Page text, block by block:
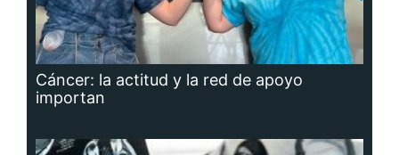
Cáncer: la actitud y la red de apoyo
importan